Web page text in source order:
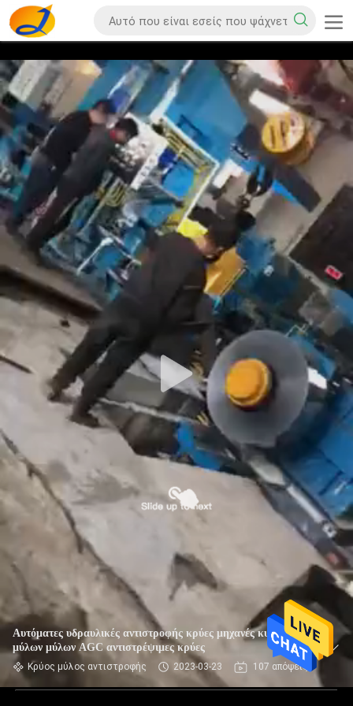
Αυτόματες υδραυλικές αντιστροφής κρύες μηχανές κυλώντας
μύλων μύλων AGC αντιστρέψιμες κρύες
Κρύος μύλος αντιστροφής 2023-03-23 107 απόψεις